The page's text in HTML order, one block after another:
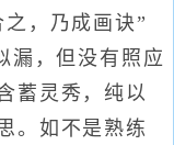
，乃成画诀”
漏，但没有照应
蓄灵秀，纯以
。如不是熟练